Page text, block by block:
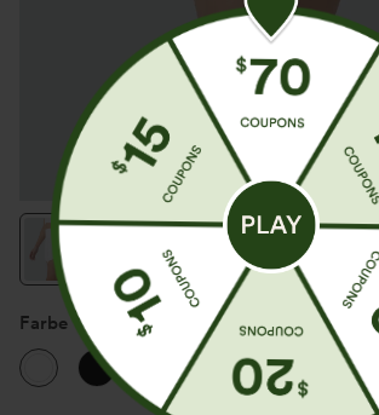
Farbe Weiß